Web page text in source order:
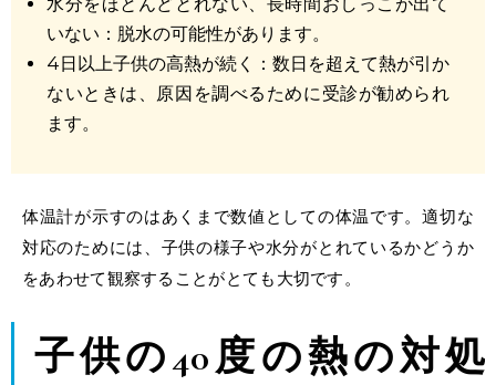
いない：脱水の可能性があります。
4日以上子供の高熱が続く
：数日を超えて熱が引か
ないときは、原因を調べるために受診が勧められ
ます。
体温計が示すのはあくまで数値としての体温です。適切な
対応のためには、子供の様子や水分がとれているかどうか
をあわせて観察することがとても大切です。
子供の40度の熱の対処